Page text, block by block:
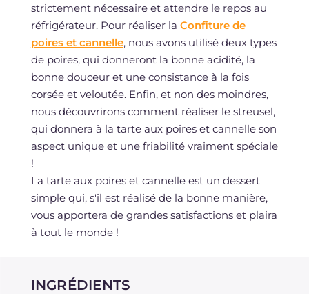
strictement nécessaire et attendre le repos au
réfrigérateur. Pour réaliser la Confiture de
poires et cannelle, nous avons utilisé deux types
de poires, qui donneront la bonne acidité, la
bonne douceur et une consistance à la fois
corsée et veloutée. Enfin, et non des moindres,
nous découvrirons comment réaliser le streusel,
qui donnera à la tarte aux poires et cannelle son
aspect unique et une friabilité vraiment spéciale
!
La tarte aux poires et cannelle est un dessert
simple qui, s'il est réalisé de la bonne manière,
vous apportera de grandes satisfactions et plaira
à tout le monde !
INGRÉDIENTS